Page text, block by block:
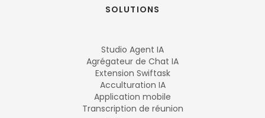
SOLUTIONS
Studio Agent IA
Agrégateur de Chat IA
Extension Swiftask
Acculturation IA
Application mobile
Transcription de réunion